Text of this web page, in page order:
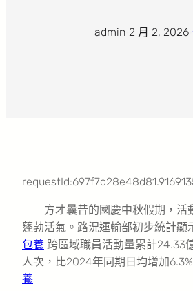
admin 2 月 2, 2026
方才曩昔的國慶中秋假期，活
蓬勃活氣。路況運輸部初步統計顯
包養 跨區域職員活動量累計24.33
人次，比2024年同期日均增加
養